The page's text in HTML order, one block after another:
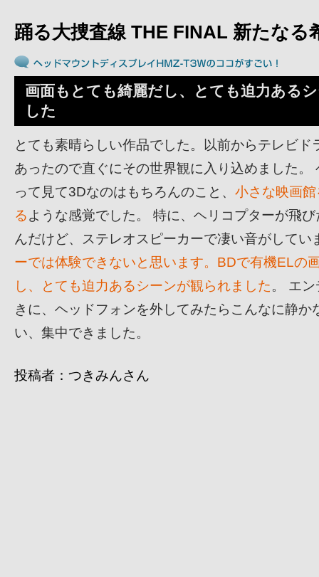
踊る大捜査線 THE FINAL 新たなる
画面もとても綺麗だし、とても迫力ある
した
とても素晴らしい作品でした。以前からテレビド
あったので直ぐにその世界観に入り込めました。
って見て3Dなのはもちろんのこと、 小さな映画
るような感覚でした。 特に、ヘリコプターが飛
んだけど、ステレオスピーカーで凄い音がしてい
ーでは体験できないと思います。BDで有機ELの
し、とても迫力あるシーンが観られました。 エ
きに、ヘッドフォンを外してみたらこんなに静か
い、集中できました。
投稿者：つきみんさん